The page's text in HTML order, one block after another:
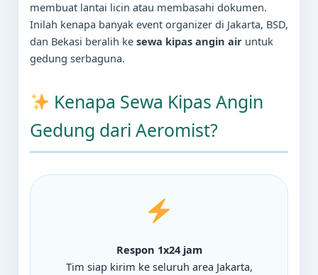
membuat lantai licin atau membasahi dokumen.
Inilah kenapa banyak event organizer di Jakarta, BSD,
dan Bekasi beralih ke sewa kipas angin air untuk
gedung serbaguna.
Kenapa Sewa Kipas Angin
Gedung dari Aeromist?
Respon 1x24 jam
Tim siap kirim ke seluruh area Jakarta,